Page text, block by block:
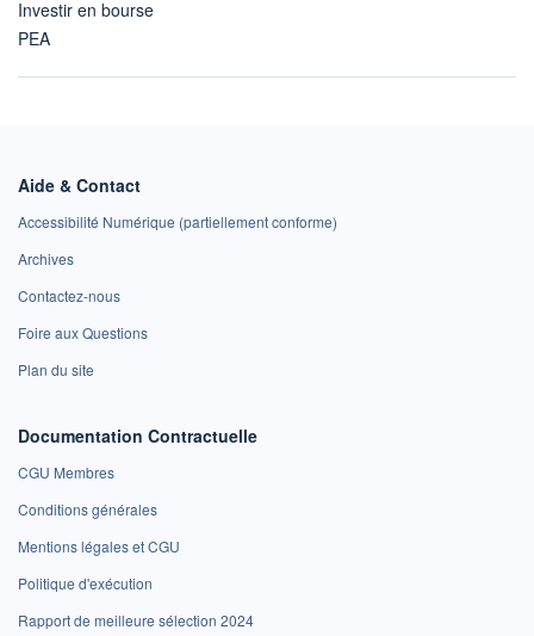
Investir en bourse
PEA
Aide & Contact
Accessibilité Numérique (partiellement conforme)
Archives
Contactez-nous
Foire aux Questions
Plan du site
Documentation Contractuelle
CGU Membres
Conditions générales
Mentions légales et CGU
Politique d'exécution
Rapport de meilleure sélection 2024